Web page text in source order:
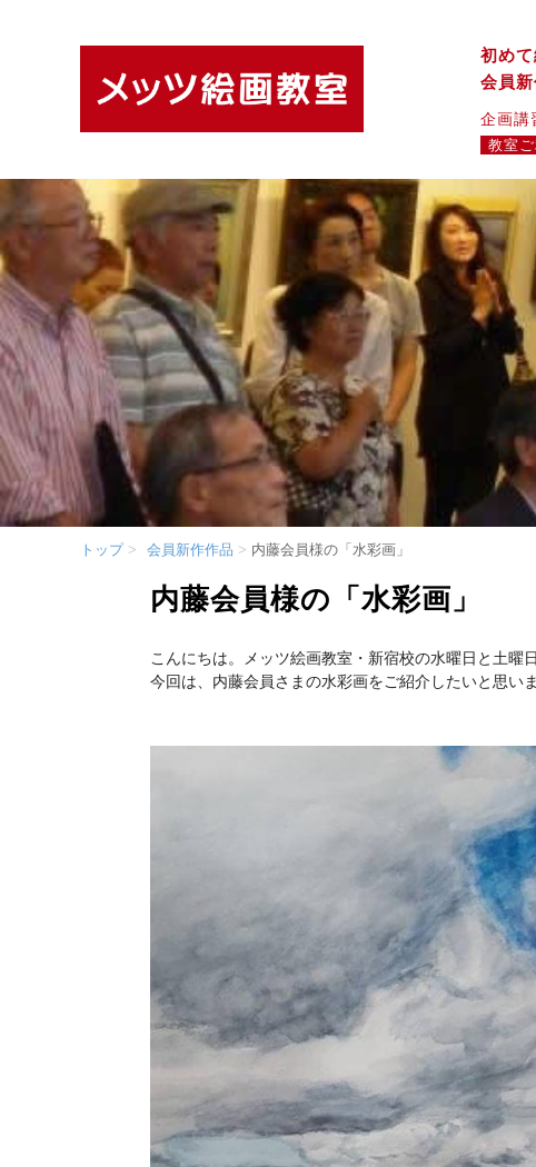
初めて
会員
企画講
教室
トップ 会員新作作品 内藤会員様の「水彩画」
内藤会員様の「水彩画」
こんにちは。メッツ絵画教室・新宿校の水曜日と土曜
今回は、内藤会員さまの水彩画をご紹介したいと思いま